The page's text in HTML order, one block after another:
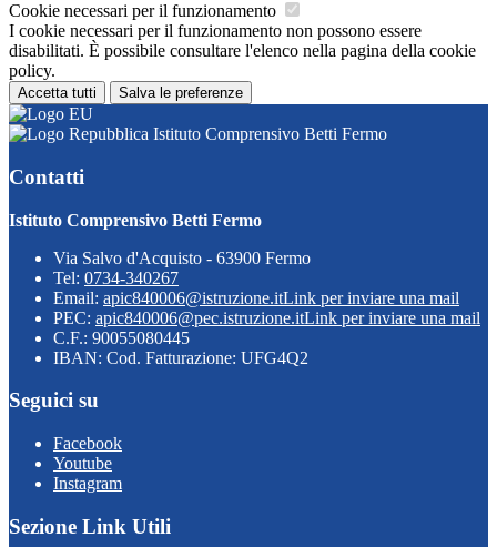
Cookie necessari per il funzionamento
I cookie necessari per il funzionamento non possono essere
disabilitati. È possibile consultare l'elenco nella pagina della cookie
policy.
Accetta tutti Salva le preferenze
Istituto Comprensivo Betti Fermo
Contatti
Istituto Comprensivo Betti Fermo
Via Salvo d'Acquisto - 63900 Fermo
Tel: 0734-340267
Email: apic840006@istruzione.itLink per inviare una mail
PEC: apic840006@pec.istruzione.itLink per inviare una mail
C.F.: 90055080445
IBAN: Cod. Fatturazione: UFG4Q2
Seguici su
Facebook
Youtube
Instagram
Sezione Link Utili